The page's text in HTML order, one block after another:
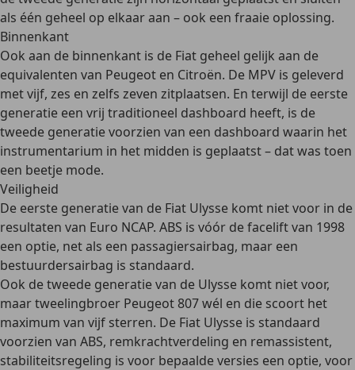
als één geheel op elkaar aan – ook een fraaie oplossing.
Binnenkant
Ook aan de binnenkant is de Fiat geheel gelijk aan de
equivalenten van Peugeot en Citroën. De MPV is geleverd
met vijf, zes en zelfs zeven zitplaatsen. En terwijl de eerste
generatie een vrij traditioneel dashboard heeft, is de
tweede generatie voorzien van een dashboard waarin het
instrumentarium in het midden is geplaatst– dat was toen
een beetje mode.
Veiligheid
De eerste generatievan de Fiat Ulysse komt niet voor in de
resultaten van Euro NCAP. ABS is vóór de facelift van 1998
een optie, net als een passagiersairbag, maar een
bestuurdersairbag is standaard.
Ook detweede generatie van de Ulysse komt niet voor,
maar tweelingbroer Peugeot 807 wél en die scoort het
maximum van vijf sterren. De Fiat Ulysse is standaard
voorzien van ABS, remkrachtverdeling en remassistent,
stabiliteitsregeling is voor bepaalde versies een optie, voor